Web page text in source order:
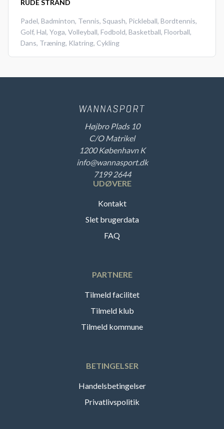
RUDE STRAND
Padel, Badminton, Tennis, Squash, Pickleball, Bordtennis,
Golf, Hal, Yoga, Volleyball, Fodbold, Basketball, Floorball,
Dans, Træning, Klatring, Cykling
Højbro Plads 10
C/O Matrikel
1200 København K
info@wannasport.dk
7199 2644
UDØVERE
Kontakt
Slet brugerdata
FAQ
PARTNERE
Tilmeld facilitet
Tilmeld klub
Tilmeld kommune
BETINGELSER
Handelsbetingelser
Privatlivspolitik